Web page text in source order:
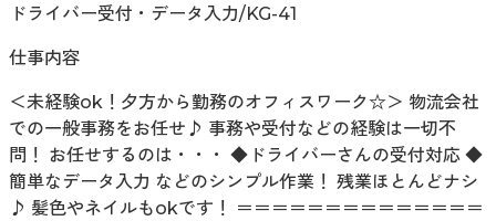
ドライバー受付・データ入力/KG-41
仕事内容
＜未経験ok！夕方から勤務のオフィスワーク☆＞ 物流会社
での一般事務をお任せ♪ 事務や受付などの経験は一切不
問！ お任せするのは・・・ ◆ドライバーさんの受付対応 ◆
簡単なデータ入力 などのシンプル作業！ 残業ほとんどナシ
♪ 髪色やネイルもokです！ ＝＝＝＝＝＝＝＝＝＝＝＝＝＝